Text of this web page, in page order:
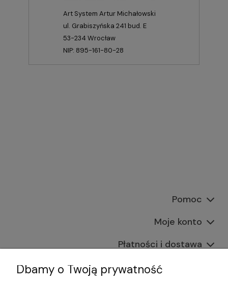
Art System Artur Michałowski
ul. Grabiszyńska 241 bud. E
53-234 Wrocław
NIP: 895-161-80-28
Pomoc
Moje konto
Płatności i dostawa
Informacje
Dbamy o Twoją prywatność